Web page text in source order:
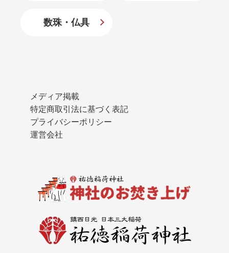
数珠・仏具
メディア掲載
特定商取引法に基づく表記
プライバシーポリシー
運営会社